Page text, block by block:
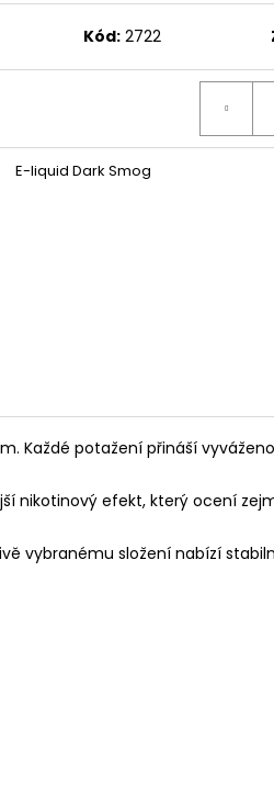
Kód: 2722
E-liquid Dark Smog
Každé potažení přináší
nikotinový efekt, který ocení
vybranému složení nabízí
COLA-X